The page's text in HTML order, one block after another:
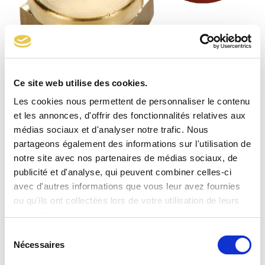
Ce site web utilise des cookies.
Les cookies nous permettent de personnaliser le contenu
et les annonces, d'offrir des fonctionnalités relatives aux
médias sociaux et d'analyser notre trafic. Nous
partageons également des informations sur l'utilisation de
notre site avec nos partenaires de médias sociaux, de
publicité et d'analyse, qui peuvent combiner celles-ci
avec d'autres informations que vous leur avez fournies
ou qu'ils ont collectées lors de votre utilisation de leurs
Nécessaires
Bouchon type P34